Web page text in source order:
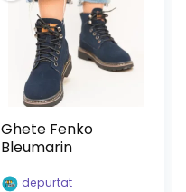
Ghete Fenko
Bleumarin
depurtat